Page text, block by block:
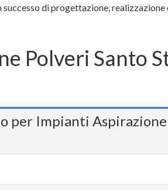
di progettazione,
Polveri Santo
per Impianti